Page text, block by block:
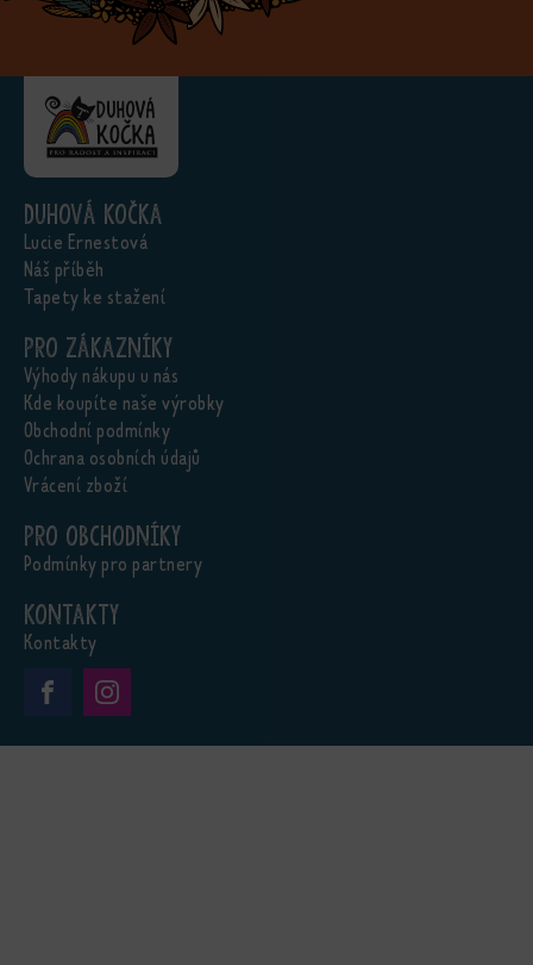
Duhová kočka
Lucie Ernestová
Náš příběh
Tapety ke stažení
Pro zákazníky
Výhody nákupu u nás
Kde koupíte naše výrobky
Obchodní podmínky
Ochrana osobních údajů
Vrácení zboží
Pro obchodníky
Podmínky pro partnery
Kontakty
Kontakty